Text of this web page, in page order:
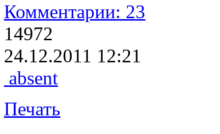
Комментарии: 23
14972
24.12.2011 12:21
absent
Печать